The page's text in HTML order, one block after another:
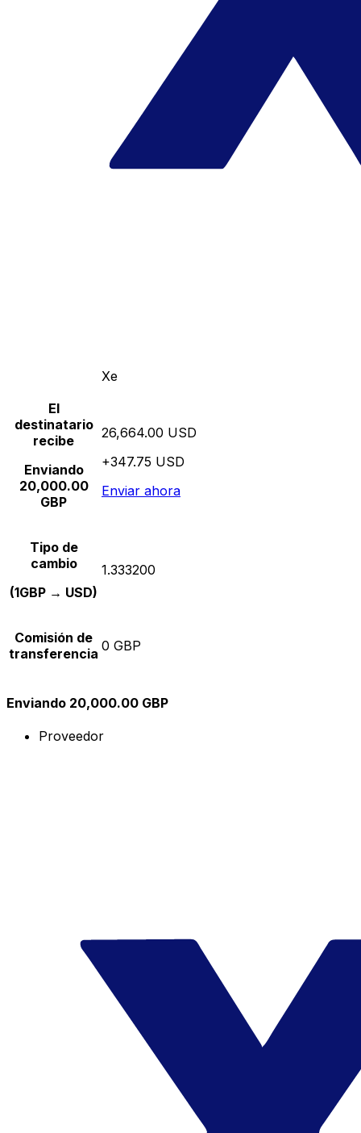
Xe
El
destinatario
recibe
Enviando
20,000.00
GBP
26,664.00 USD
+347.75 USD
Enviar ahora
Tipo de
cambio
(1GBP → USD)
1.333200
Comisión de
transferencia 0 GBP
Enviando 20,000.00 GBP
Proveedor